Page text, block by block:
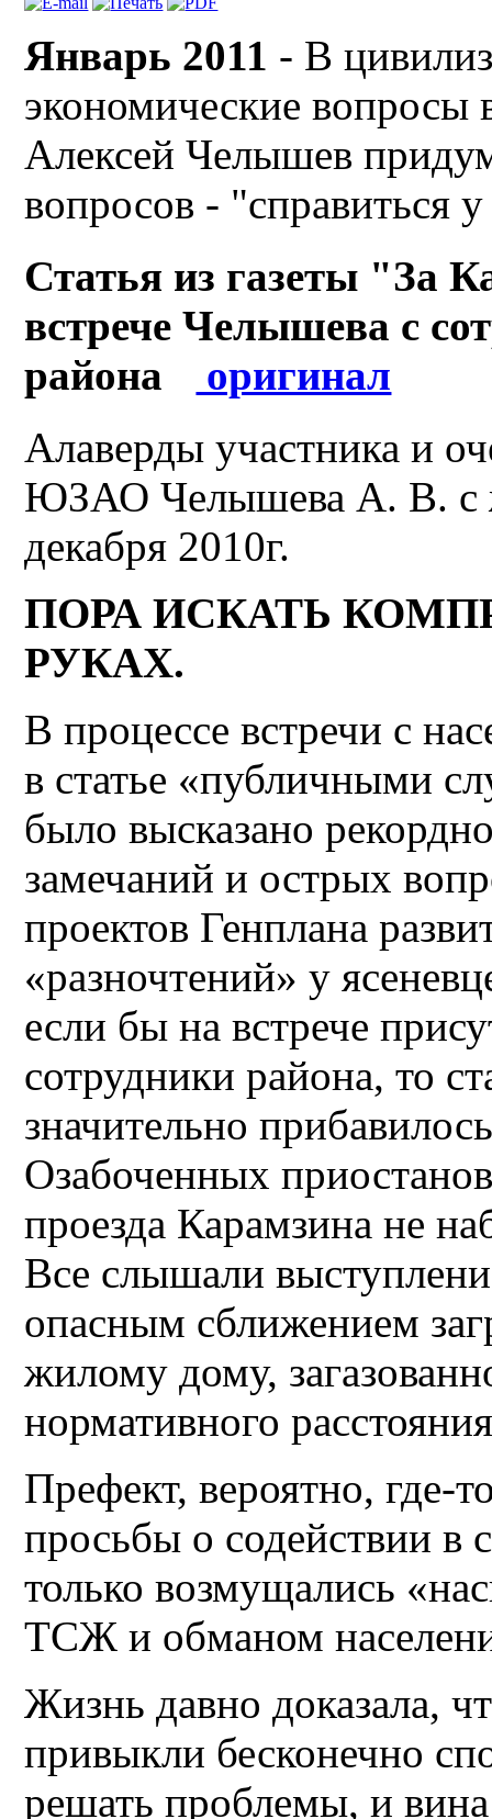
Январь 2011 - В
экономические вопросы
Алексей Челышев
вопросов - "справиться
Статья из газеты "За
встрече Челышева с
района
оригинал
Алаверды участника и
ЮЗАО Челышева А. В. с
декабря 2010г.
ПОРА ИСКАТЬ
РУКАХ.
В процессе встречи с
в статье «публичными
было высказано
замечаний и острых
проектов Генплана
«разночтений» у
если бы на встрече
сотрудники района, то
значительно
Озабоченных
проезда Карамзина не
Все слышали
опасным сближением
жилому дому,
нормативного
Префект, вероятно, где-
просьбы о содействии
только возмущались
ТСЖ и обманом
Жизнь давно доказала,
привыкли бесконечно
решать проблемы, и